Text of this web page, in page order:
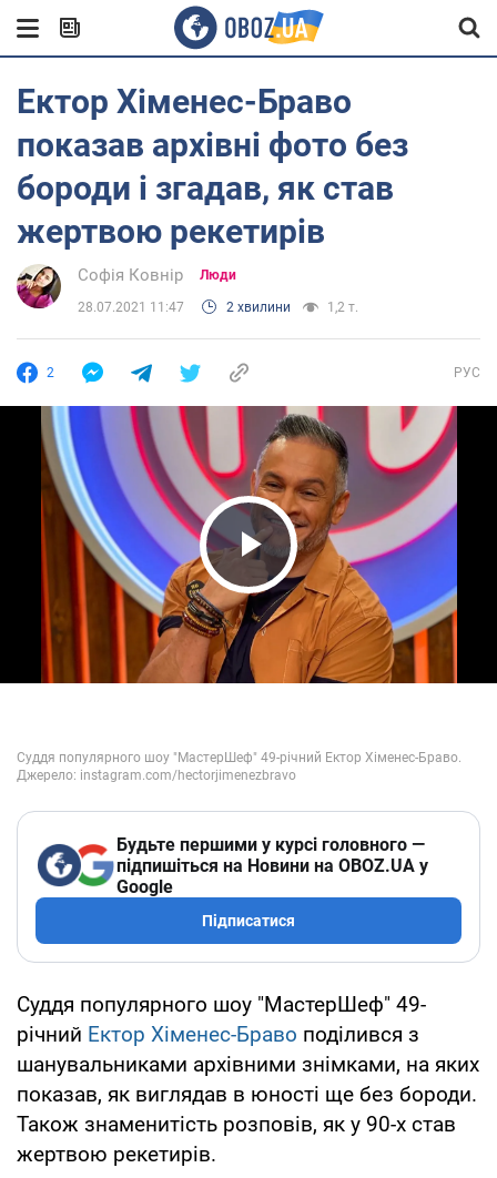
Ектор Хіменес-Браво
показав архівні фото без
бороди і згадав, як став
жертвою рекетирів
Софія Ковнір Люди
28.07.2021 11:47 2 хвилини 1,2 т.
2 РУС
Play Video
Будьте першими у курсі головного —
підпишіться на Новини на OBOZ.UA у
Google
Підписатися
Суддя популярного шоу "МастерШеф" 49-
річний Ектор Хіменес-Браво поділився з
шанувальниками архівними знімками, на яких
показав, як виглядав в юності ще без бороди.
Також знаменитість розповів, як у 90-х став
жертвою рекетирів.